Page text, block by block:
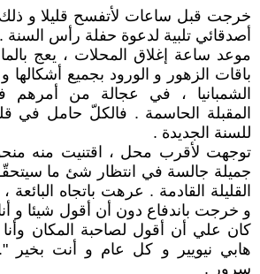
خرجت قبل ساعات لأتفسح قليلا و
أصدقائي تلبية لدعوة حفلة رأس
موعد ساعة إغلاق المحلات ، يعج
باقات الزهور و الورود بجميع أشكالها
الشمبانيا ، في عجالة من أمرهم
المقبلة الحاسمة . فالكلّ حامل في
للسنة الجديدة .
توجهت لأقرب محل ، اقتنيت منه
جميلة جالسة في انتظار شئ ما
القليلة القادمة . عرهت باتجاه
و خرجت باندفاع دون أن أقول شيئا و
كان علي أن أقول لصاحبة المكان
هابي نيويير و كل عام و أنت بخير
سرور .